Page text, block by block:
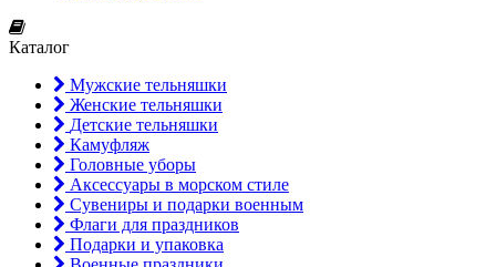
Каталог
Мужские тельняшки
Женские тельняшки
Детские тельняшки
Камуфляж
Головные уборы
Аксессуары в морском стиле
Сувениры и подарки военным
Флаги для праздников
Подарки и упаковка